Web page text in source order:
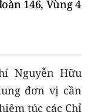
146, Vùng 4
Nguyễn Hữu
đơn vị cần
túc các Chỉ